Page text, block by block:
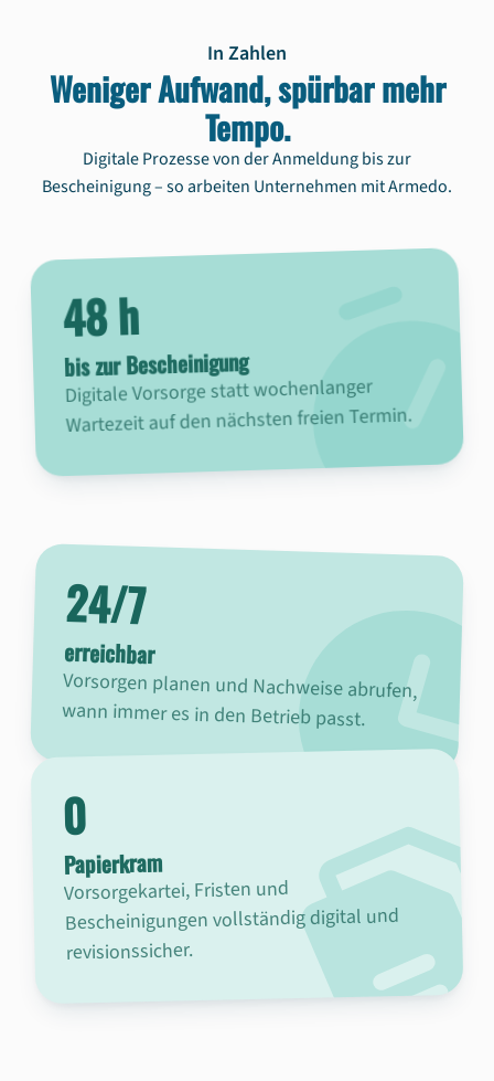
In Zahlen
Weniger Aufwand, spürbar mehr
Tempo.
Digitale Prozesse von der Anmeldung bis zur
Bescheinigung – so arbeiten Unternehmen mit Armedo.
48 h
bis zur Bescheinigung
Digitale Vorsorge statt wochenlanger
Wartezeit auf den nächsten freien Termin.
24/7
erreichbar
Vorsorgen planen und Nachweise abrufen,
wann immer es in den Betrieb passt.
0
Papierkram
Vorsorgekartei, Fristen und
Bescheinigungen vollständig digital und
revisionssicher.